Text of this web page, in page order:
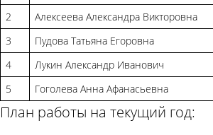
2
Алексеева Александра Викторовна
3
Пудова Татьяна Егоровна
4
Лукин Александр Иванович
5
Гоголева Анна Афанасьевна
План работы на текущий год: